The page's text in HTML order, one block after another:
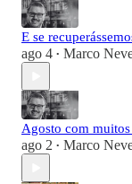
E se
ago 4 • Marco
Agosto com
ago 2 • Marco